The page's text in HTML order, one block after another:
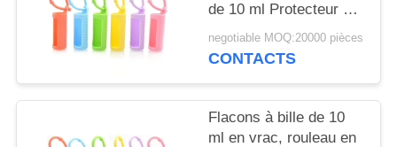
SITE
POLICY
de 10 ml Protecteur à
manches en silicone
coloré Pour les
negotiable MOQ:20000 pièces
CONTACTS
Flacons à bille de 10
ml en vrac, rouleau en